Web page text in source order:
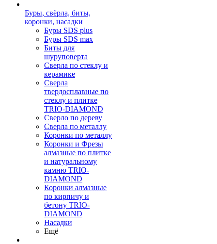
Буры, свёрла, биты,
коронки, насадки
Буры SDS plus
Буры SDS max
Биты для
шуруповерта
Сверла по стеклу и
керамике
Сверла
твердосплавные по
стеклу и плитке
TRIO-DIAMOND
Сверло по дереву
Сверла по металлу
Коронки по металлу
Коронки и Фрезы
алмазные по плитке
и натуральному
камню TRIO-
DIAMOND
Коронки алмазные
по кирпичу и
бетону TRIO-
DIAMOND
Насадки
Ещё